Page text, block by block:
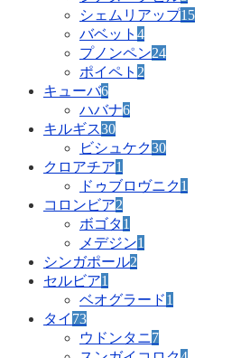
シェムリアップ15
バベット 4
プノンペン24
ポイペト 2
キューバ6
ハバナ6
キルギス30
ビシュケク30
クロアチア1
ドゥブロヴニク1
コロンビア2
ボゴタ1
メデジン1
シンガポール2
セルビア1
ベオグラード1
タイ 73
ウドンタニ7